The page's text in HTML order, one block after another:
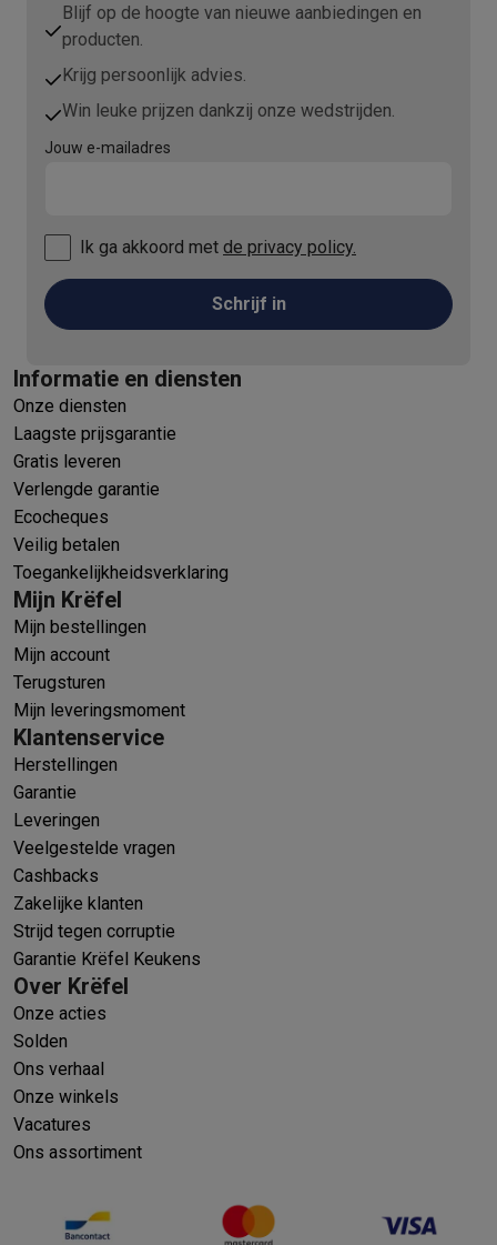
Blijf op de hoogte van nieuwe aanbiedingen en
producten.
Krijg persoonlijk advies.
Win leuke prijzen dankzij onze wedstrijden.
Jouw e-mailadres
Ik ga akkoord met de privacy policy.
Schrijf in
Informatie en diensten
Onze diensten
Laagste prijsgarantie
Gratis leveren
Verlengde garantie
Ecocheques
Veilig betalen
Toegankelijkheidsverklaring
Mijn Krëfel
Mijn bestellingen
Mijn account
Terugsturen
Mijn leveringsmoment
Klantenservice
Herstellingen
Garantie
Leveringen
Veelgestelde vragen
Cashbacks
Zakelijke klanten
Strijd tegen corruptie
Garantie Krëfel Keukens
Over Krëfel
Onze acties
Solden
Ons verhaal
Onze winkels
Vacatures
Ons assortiment